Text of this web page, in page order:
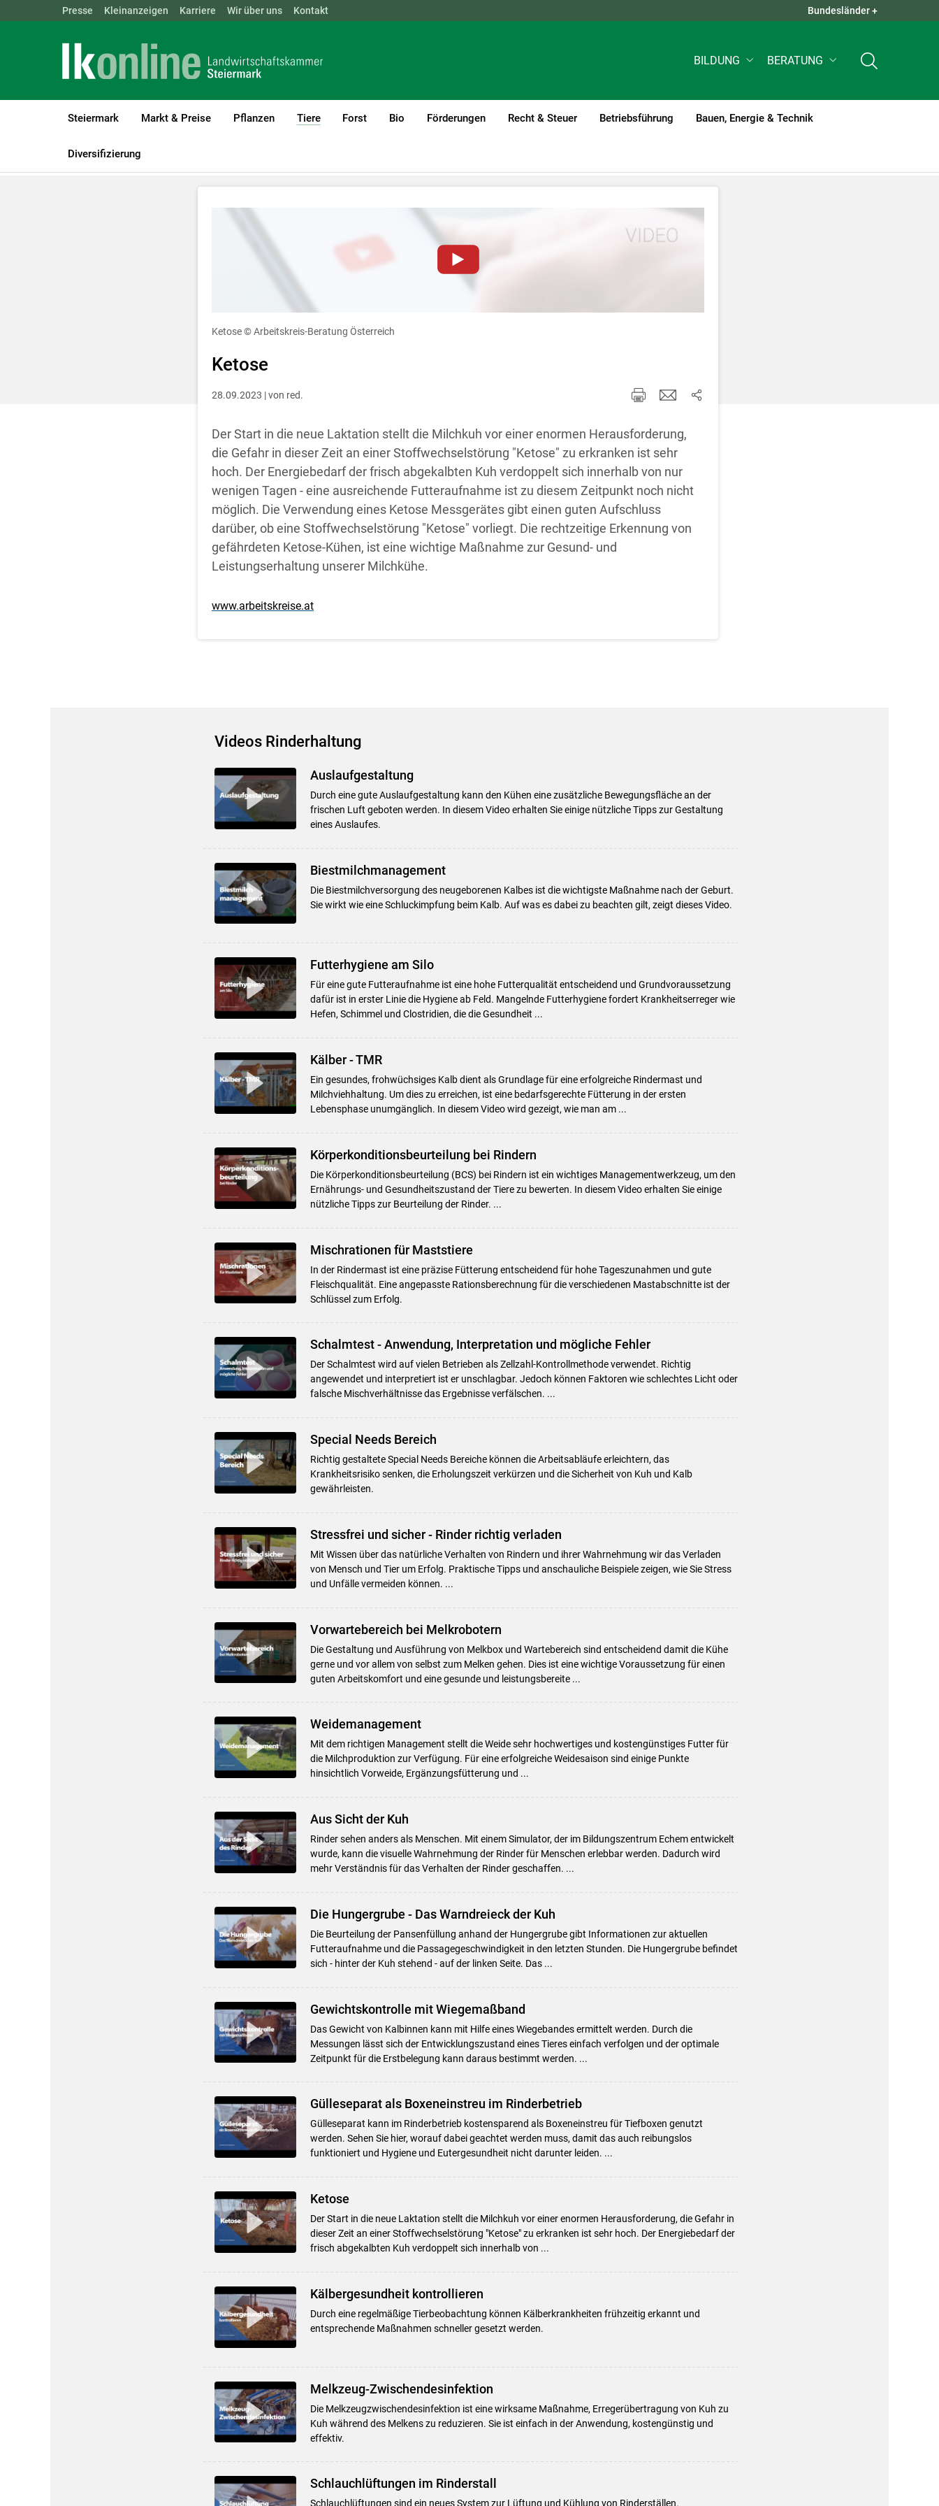
Skip to main content
Landwirtschaftskammern: ÖSTERREICH BGLD KTN NÖ QUICK LINKS +
Presse Kleinanzeigen Karriere Wir über uns Kontakt Bundesländer +
BILDUNG BERATUNG
Steiermark Markt & Preise Pflanzen Tiere
(current)1
Forst Bio Förderungen Recht & Steuer Betriebsführung Bauen, Energie & Technik
Diversifizierung
LK Steiermark Tiere
Zum Abspielen von YouTube-Videos auf dieser Website müssen Cookies gesetzt werden
Für weitere Informationen lesen Sie bitte unsere
Entscheidung für diese Website in den Cookie-Einstellungen jederzeit einsehen und korrigieren
Ketose© Arbeitskreis-Beratung Österreich
Ketose
28.09.2023 | von red.
Der Start in die neue Laktation stellt die Milchkuh vor einer enormen Herausforderung,
die Gefahr in dieser Zeit an einer Stoffwechselstörung "Ketose" zu erkranken ist sehr
hoch. Der Energiebedarf der frisch abgekalbten Kuh verdoppelt sich innerhalb von nur
wenigen Tagen - eine ausreichende Futteraufnahme ist zu diesem Zeitpunkt noch nicht
möglich. Die Verwendung eines Ketose Messgerätes gibt einen guten Aufschluss
darüber, ob eine Stoffwechselstörung "Ketose" vorliegt. Die rechtzeitige Erkennung von
gefährdeten Ketose-Kühen, ist eine wichtige Maßnahme zur Gesund- und
Leistungserhaltung unserer Milchkühe.
www.arbeitskreise.at
Videos Rinderhaltung
Auslaufgestaltung
Durch eine gute Auslaufgestaltung kann den Kühen eine zusätzliche Bewegungsfläche an der
frischen Luft geboten werden. In diesem Video erhalten Sie einige nützliche Tipps zur Gestaltung
eines Auslaufes.
Biestmilchmanagement
Die Biestmilchversorgung des neugeborenen Kalbes ist die wichtigste Maßnahme nach der Geburt.
Sie wirkt wie eine Schluckimpfung beim Kalb. Auf was es dabei zu beachten gilt, zeigt dieses Video.
Futterhygiene am Silo
Für eine gute Futteraufnahme ist eine hohe Futterqualität entscheidend und Grundvoraussetzung
dafür ist in erster Linie die Hygiene ab Feld. Mangelnde Futterhygiene fordert Krankheitserreger wie
Hefen, Schimmel und Clostridien, die die Gesundheit ...
Kälber - TMR
Ein gesundes, frohwüchsiges Kalb dient als Grundlage für eine erfolgreiche Rindermast und
Milchviehhaltung. Um dies zu erreichen, ist eine bedarfsgerechte Fütterung in der ersten
Lebensphase unumgänglich. In diesem Video wird gezeigt, wie man am ...
Körperkonditionsbeurteilung bei Rindern
Die Körperkonditionsbeurteilung (BCS) bei Rindern ist ein wichtiges Managementwerkzeug, um den
Ernährungs- und Gesundheitszustand der Tiere zu bewerten. In diesem Video erhalten Sie einige
nützliche Tipps zur Beurteilung der Rinder. ...
Mischrationen für Maststiere
In der Rindermast ist eine präzise Fütterung entscheidend für hohe Tageszunahmen und gute
Fleischqualität. Eine angepasste Rationsberechnung für die verschiedenen Mastabschnitte ist der
Schlüssel zum Erfolg.
Schalmtest - Anwendung, Interpretation und mögliche Fehler
Der Schalmtest wird auf vielen Betrieben als Zellzahl-Kontrollmethode verwendet. Richtig
angewendet und interpretiert ist er unschlagbar. Jedoch können Faktoren wie schlechtes Licht oder
falsche Mischverhältnisse das Ergebnisse verfälschen. ...
Special Needs Bereich
Richtig gestaltete Special Needs Bereiche können die Arbeitsabläufe erleichtern, das
Krankheitsrisiko senken, die Erholungszeit verkürzen und die Sicherheit von Kuh und Kalb
gewährleisten.
Stressfrei und sicher - Rinder richtig verladen
Mit Wissen über das natürliche Verhalten von Rindern und ihrer Wahrnehmung wir das Verladen
von Mensch und Tier um Erfolg. Praktische Tipps und anschauliche Beispiele zeigen, wie Sie Stress
und Unfälle vermeiden können. ...
Vorwartebereich bei Melkrobotern
Die Gestaltung und Ausführung von Melkbox und Wartebereich sind entscheidend damit die Kühe
gerne und vor allem von selbst zum Melken gehen. Dies ist eine wichtige Voraussetzung für einen
guten Arbeitskomfort und eine gesunde und leistungsbereite ...
Weidemanagement
Mit dem richtigen Management stellt die Weide sehr hochwertiges und kostengünstiges Futter für
die Milchproduktion zur Verfügung. Für eine erfolgreiche Weidesaison sind einige Punkte
hinsichtlich Vorweide, Ergänzungsfütterung und ...
Aus Sicht der Kuh
Rinder sehen anders als Menschen. Mit einem Simulator, der im Bildungszentrum Echem entwickelt
wurde, kann die visuelle Wahrnehmung der Rinder für Menschen erlebbar werden. Dadurch wird
mehr Verständnis für das Verhalten der Rinder geschaffen. ...
Die Hungergrube - Das Warndreieck der Kuh
Die Beurteilung der Pansenfüllung anhand der Hungergrube gibt Informationen zur aktuellen
Futteraufnahme und die Passagegeschwindigkeit in den letzten Stunden. Die Hungergrube befindet
sich - hinter der Kuh stehend - auf der linken Seite. Das ...
Gewichtskontrolle mit Wiegemaßband
Das Gewicht von Kalbinnen kann mit Hilfe eines Wiegebandes ermittelt werden. Durch die
Messungen lässt sich der Entwicklungszustand eines Tieres einfach verfolgen und der optimale
Zeitpunkt für die Erstbelegung kann daraus bestimmt werden. ...
Gülleseparat als Boxeneinstreu im Rinderbetrieb
Gülleseparat kann im Rinderbetrieb kostensparend als Boxeneinstreu für Tiefboxen genutzt
werden. Sehen Sie hier, worauf dabei geachtet werden muss, damit das auch reibungslos
funktioniert und Hygiene und Eutergesundheit nicht darunter leiden. ...
Ketose
Der Start in die neue Laktation stellt die Milchkuh vor einer enormen Herausforderung, die Gefahr in
dieser Zeit an einer Stoffwechselstörung "Ketose" zu erkranken ist sehr hoch. Der Energiebedarf der
frisch abgekalbten Kuh verdoppelt sich innerhalb von ...
Kälbergesundheit kontrollieren
Durch eine regelmäßige Tierbeobachtung können Kälberkrankheiten frühzeitig erkannt und
entsprechende Maßnahmen schneller gesetzt werden.
Melkzeug-Zwischendesinfektion
Die Melkzeugzwischendesinfektion ist eine wirksame Maßnahme, Erregerübertragung von Kuh zu
Kuh während des Melkens zu reduzieren. Sie ist einfach in der Anwendung, kostengünstig und
effektiv.
Schlauchlüftungen im Rinderstall
Schlauchlüftungen sind ein neues System zur Lüftung und Kühlung von Rinderställen.